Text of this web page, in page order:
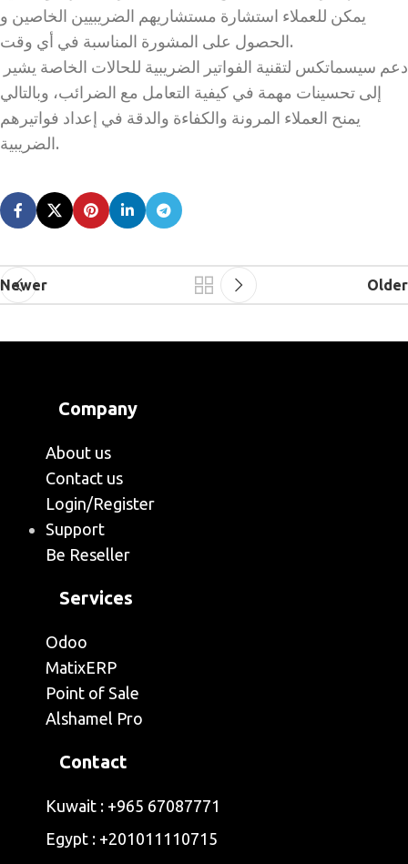
يمكن للعملاء استشارة مستشاريهم الضريبيين الخاصين و
الحصول على المشورة المناسبة في أي وقت.
إلى تحسينات مهمة في كيفية التعامل مع الضرائب، وبالتالي
يمنح العملاء المرونة والكفاءة والدقة في إعداد فواتيرهم
الضريبية.
Newer Older
Company
About us
Contact us
Login/Register
Support
Be Reseller
Services
Odoo
MatixERP
Point of Sale
Alshamel Pro
Contact
Kuwait : +965 67087771
Egypt : ‭+201011110715‬